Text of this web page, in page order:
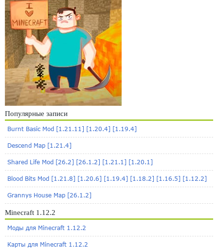
Популярные записи
Burnt Basic Mod [1.21.11] [1.20.4] [1.19.4]
Descend Map [1.21.4]
Shared Life Mod [26.2] [26.1.2] [1.21.1] [1.20.1]
Blood Bits Mod [1.21.8] [1.20.6] [1.19.4] [1.18.2] [1.16.5] [1.12.2]
Grannys House Map [26.1.2]
Minecraft 1.12.2
Моды для Minecraft 1.12.2
Карты для Minecraft 1.12.2